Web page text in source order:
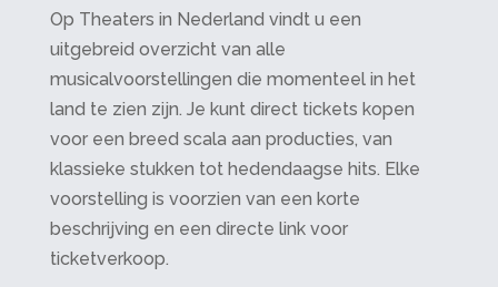
Op Theaters in Nederland vindt u een
uitgebreid overzicht van alle
musicalvoorstellingen die momenteel in het
land te zien zijn. Je kunt direct tickets kopen
voor een breed scala aan producties, van
klassieke stukken tot hedendaagse hits. Elke
voorstelling is voorzien van een korte
beschrijving en een directe link voor
ticketverkoop.